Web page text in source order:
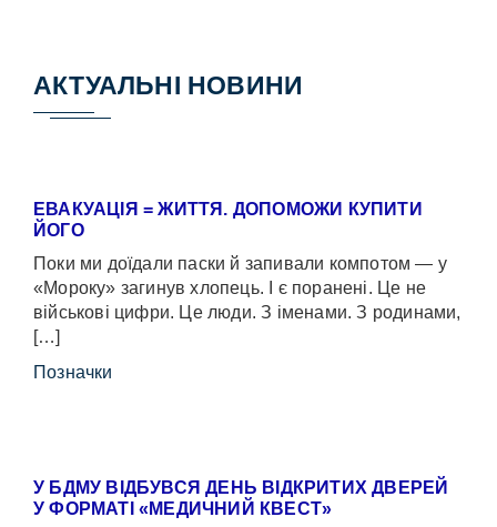
АКТУАЛЬНІ НОВИНИ
ЕВАКУАЦІЯ = ЖИТТЯ. ДОПОМОЖИ КУПИТИ
ЙОГО
Поки ми доїдали паски й запивали компотом — у
«Мороку» загинув хлопець. І є поранені. Це не
військові цифри. Це люди. З іменами. З родинами,
[…]
Позначки
У БДМУ ВІДБУВСЯ ДЕНЬ ВІДКРИТИХ ДВЕРЕЙ
У ФОРМАТІ «МЕДИЧНИЙ КВЕСТ»